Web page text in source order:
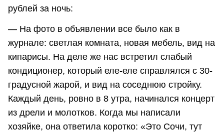
рублей за ночь:
— На фото в объявлении все было как в
журнале: светлая комната, новая мебель, вид на
кипарисы. На деле же нас встретил слабый
кондиционер, который еле-еле справлялся с 30-
градусной жарой, и вид на соседнюю стройку.
Каждый день, ровно в 8 утра, начинался концерт
из дрели и молотков. Когда мы написали
хозяйке, она ответила коротко: «Это Сочи, тут